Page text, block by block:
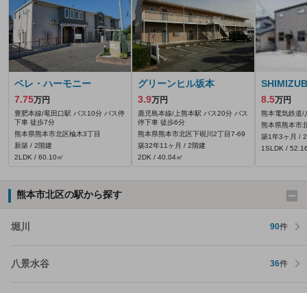
ベレ・ハーモニー
7.75万円
豊肥本線/竜田口駅 バス10分 バス停
下車 徒歩7分
熊本県熊本市北区楡木3丁目
新築 / 2階建
2LDK / 60.10㎡
グリーンヒル坂本
3.9万円
鹿児島本線/上熊本駅 バス20分 バス
停下車 徒歩6分
熊本県熊本市北区下硯川2丁目7-69
築32年11ヶ月 / 2階建
2DK / 40.04㎡
8.5万円
熊本電気鉄道/
熊本県熊本市
築1年3ヶ月 /
1SLDK /
熊本市北区の駅から探す
堀川 90件
八景水谷 36件